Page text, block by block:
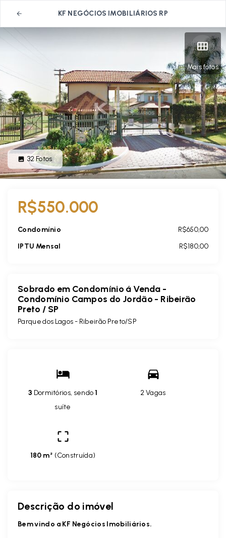
KF NEGÓCIOS IMOBILIÁRIOS RP
Mais fotos
32 Fotos
R$550.000
Condomínio
R$650,00
IPTU Mensal
R$180,00
Sobrado em Condomínio á Venda -
Condomínio Campos do Jordão - Ribeirão
Preto / SP
Parque dos Lagos - Ribeirão Preto/SP
3 Dormitórios, sendo1
suíte
2 Vagas
180 m² (Construída)
Descrição do imóvel
Bem vindo a KF Negócios Imobiliários.